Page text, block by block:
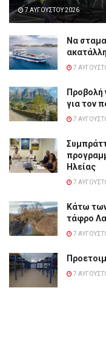
7 ΑΥΓΟΎΣΤΟΥ 2026
Να
7
Προβολή
για τον
7
Ηλείας
7
Κάτω
τάφρο
7
7